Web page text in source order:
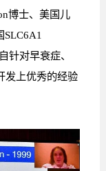
博士、美国儿
SLC6A1
针对早衰症、
发上优秀的经验